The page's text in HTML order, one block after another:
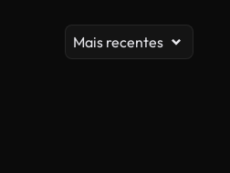
Mais recentes